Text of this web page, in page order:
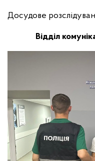
Досудове
Відділ